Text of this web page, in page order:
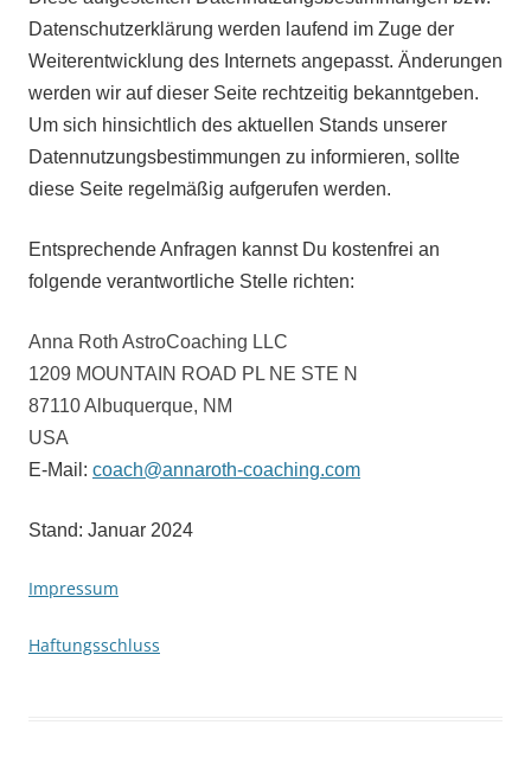
Datenschutzerklärung werden laufend im Zuge der
Weiterentwicklung des Internets angepasst. Änderungen
werden wir auf dieser Seite rechtzeitig bekanntgeben.
Um sich hinsichtlich des aktuellen Stands unserer
Datennutzungsbestimmungen zu informieren, sollte
diese Seite regelmäßig aufgerufen werden.
Entsprechende Anfragen kannst Du kostenfrei an
folgende verantwortliche Stelle richten:
Anna Roth AstroCoaching LLC
1209 MOUNTAIN ROAD PL NE STE N
87110 Albuquerque, NM
USA
E-Mail: coach@annaroth-coaching.com
Stand: Januar 2024
Impressum
Haftungsschluss